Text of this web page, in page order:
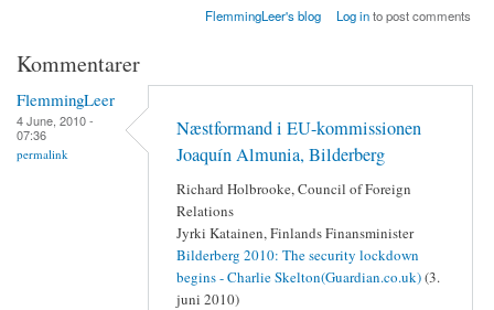
FlemmingLeer's blog Log into post comments
Kommentarer
FlemmingLeer
4 June, 2010 -
07:36
permalink
Næstformand i EU-kommissionen
Joaquín Almunia, Bilderberg
Richard Holbrooke, Council of Foreign
Relations
Jyrki Katainen, Finlands Finansminister
Bilderberg 2010: The security lockdown
begins - Charlie Skelton(Guardian.co.uk)(3.
juni 2010)